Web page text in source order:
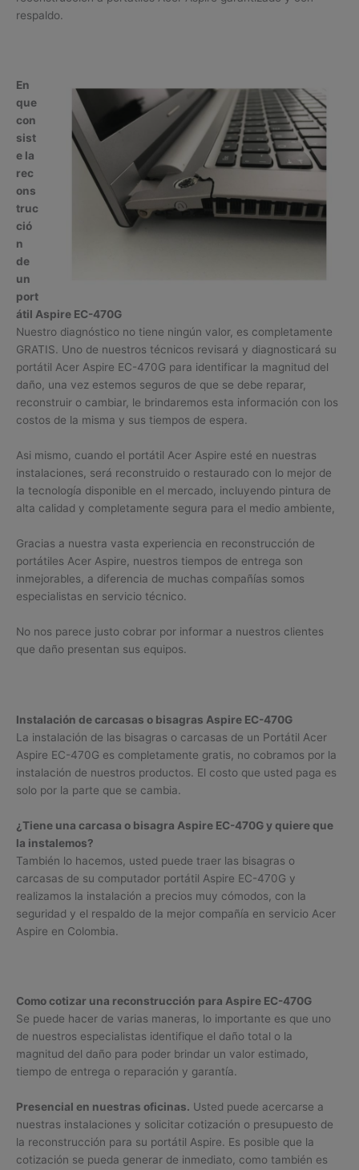
respaldo.
En
que
con
sist
e la
rec
ons
truc
ció
n
de
un
port
átil Aspire EC-470G
Nuestro diagnóstico no tiene ningún valor, es completamente
GRATIS. Uno de nuestros técnicos revisará y diagnosticará su
portátil Acer Aspire EC-470G para identificar la magnitud del
daño, una vez estemos seguros de que se debe reparar,
reconstruir o cambiar, le brindaremos esta información con los
costos de la misma y sus tiempos de espera.
Asi mismo, cuando el portátil Acer Aspire esté en nuestras
instalaciones, será reconstruido o restaurado con lo mejor de
la tecnología disponible en el mercado, incluyendo pintura de
alta calidad y completamente segura para el medio ambiente,
Gracias a nuestra vasta experiencia en reconstrucción de
portátiles Acer Aspire, nuestros tiempos de entrega son
inmejorables, a diferencia de muchas compañías somos
especialistas en servicio técnico.
No nos parece justo cobrar por informar a nuestros clientes
que daño presentan sus equipos.
Instalación de carcasas o bisagras Aspire EC-470G
La instalación de las bisagras o carcasas de un Portátil Acer
Aspire EC-470G es completamente gratis, no cobramos por la
instalación de nuestros productos. El costo que usted paga es
solo por la parte que se cambia.
¿Tiene una carcasa o bisagra Aspire EC-470G y quiere que
la instalemos?
También lo hacemos, usted puede traer las bisagras o
carcasas de su computador portátil Aspire EC-470G y
realizamos la instalación a precios muy cómodos, con la
seguridad y el respaldo de la mejor compañía en servicio Acer
Aspire en Colombia.
Como cotizar una reconstrucción para Aspire EC-470G
Se puede hacer de varias maneras, lo importante es que uno
de nuestros especialistas identifique el daño total o la
magnitud del daño para poder brindar un valor estimado,
tiempo de entrega o reparación y garantía.
Presencial en nuestras oficinas. Usted puede acercarse a
nuestras instalaciones y solicitar cotización o presupuesto de
la reconstrucción para su portátil Aspire. Es posible que la
cotización se pueda generar de inmediato, como también es